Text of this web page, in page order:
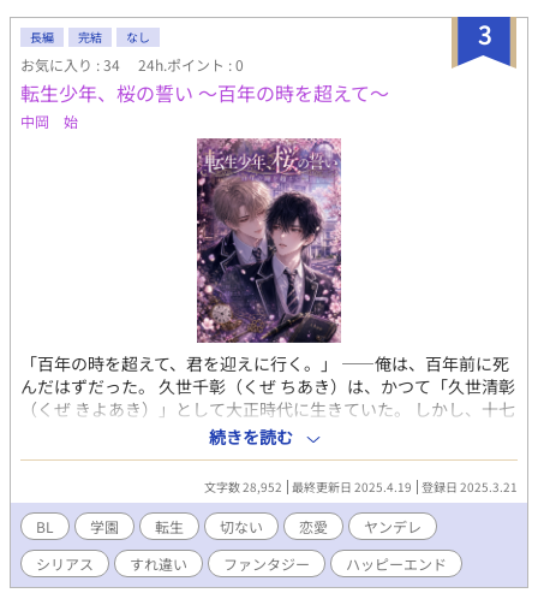
部表現を変えています。
3
長編 完結 なし
お気に入り : 34 24h.ポイント : 0
転生少年、桜の誓い 〜百年の時を超えて〜
中岡 始
「百年の時を超えて、君を迎えに行く。」 ――俺は、百年前に死
んだはずだった。 久世千彰（くぜ ちあき）は、かつて「久世清彰
（くぜ きよあき）」として大正時代に生きていた。 しかし、十七
歳の春、何者かに命を奪われた――はずだった。 気づけば百年後
の現代に転生し、前世の記憶をぼんやりと持ったまま高校生とし
て生きている。 そんなある日、私立白鷺学園に美貌の転校生・天
宮冬眞（あまみや とうま）が現れる。 初対面のはずなのに、彼は
千彰を見つめ、微笑みながら囁いた。 「やっと、また君に会えた
ね。」 冬眞は異常なほど千彰に執着し、束縛するような言動を繰
り返す。 まるで、彼もまた「百年前の何か」を知っているかのよ
うだった。 そんなある日、千彰は学園の旧図書館で百年前の「自
続きを読む
文字数 28,952 最終更新日 2025.4.19 登録日 2025.3.21
BL 学園 転生 切ない 恋愛
ヤンデレ
シリアス
すれ違い ファンタジー ハッピーエンド